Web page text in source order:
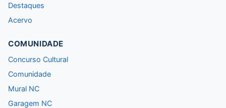
Destaques
Acervo
COMUNIDADE
Concurso Cultural
Comunidade
Mural NC
Garagem NC